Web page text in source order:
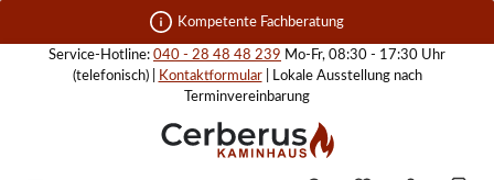
Zum Hauptinhalt springen Kompetente Fachberatung
Service-Hotline: 040 - 28 48 48 239 Mo-Fr, 08:30 - 17:30 Uhr
(telefonisch) |
Kontaktformular| Lokale Ausstellung nach
Terminvereinbarung